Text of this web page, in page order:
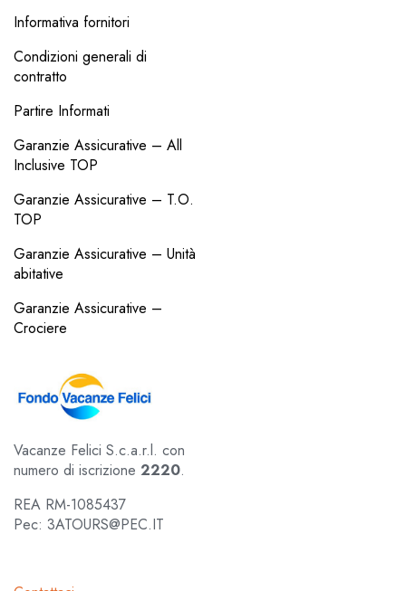
Informativa fornitori
Condizioni generali di
contratto
Partire Informati
Garanzie Assicurative – All
Inclusive TOP
Garanzie Assicurative – T.O.
TOP
Garanzie Assicurative – Unità
abitative
Garanzie Assicurative –
Crociere
Vacanze Felici S.c.a.r.l. con
numero di iscrizione 2220.
REA RM-1085437
Pec: 3ATOURS@PEC.IT